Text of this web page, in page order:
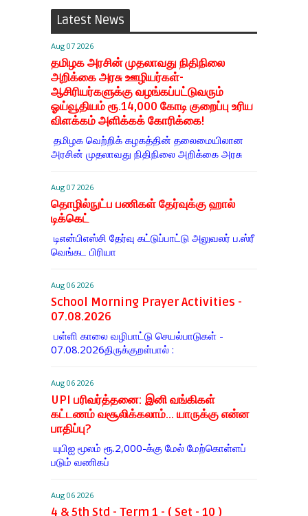
Latest News
Aug 07 2026
தமிழக அரசின் முதலாவது நிதிநிலை
அறிக்கை அரசு ஊழியர்கள்-
ஆசிரியர்களுக்கு வழங்கப்பட்டுவரும்
ஓய்வூதியம் ரூ.14,000 கோடி குறைப்பு உரிய
விளக்கம் அளிக்கக் கோரிக்கை!
தமிழக வெற்றிக் கழகத்தின் தலைமையிலான
அரசின் முதலாவது நிதிநிலை அறிக்கை அரசு
Aug 07 2026
தொழில்நுட்ப பணிகள் தேர்வுக்கு ஹால் ​
டிக்கெட்
டிஎன்​பிஎஸ்சி தேர்வு கட்​டுப்​பாட்டு அலு​வலர் ப.ஸ்ரீ
வெங்கட பிரியா
Aug 06 2026
School Morning Prayer Activities -
07.08.2026
பள்ளி காலை வழிபாட்டு செயல்பாடுகள் -
07.08.2026திருக்குறள்பால் :
Aug 06 2026
UPI பரிவர்த்தனை: இனி வங்கிகள்
கட்டணம் வசூலிக்கலாம்... யாருக்கு என்ன
பாதிப்பு?
யுபிஐ மூலம் ரூ.2,000-க்கு மேல் மேற்​கொள்​ளப்​
படும் வணி​கப்
Aug 06 2026
4 & 5th Std - Term 1 - ( Set - 10 )